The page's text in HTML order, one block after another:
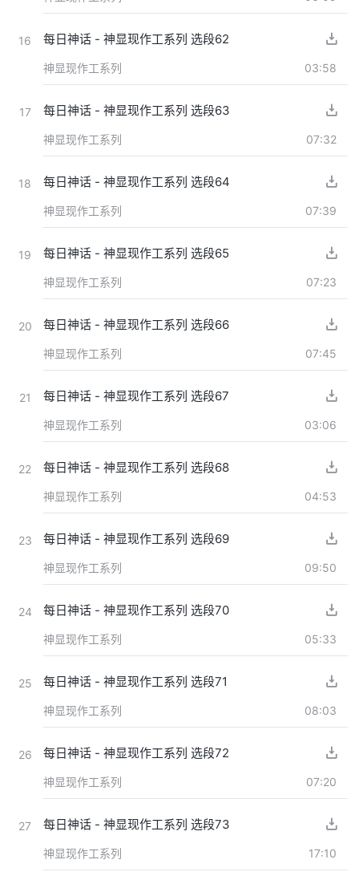
16 每日神话 - 神显现作工系列 选段62
神显现作工系列 03:58
17 每日神话 - 神显现作工系列 选段63
神显现作工系列 07:32
18 每日神话 - 神显现作工系列 选段64
神显现作工系列 07:39
19 每日神话 - 神显现作工系列 选段65
神显现作工系列 07:23
20 每日神话 - 神显现作工系列 选段66
神显现作工系列 07:45
21 每日神话 - 神显现作工系列 选段67
神显现作工系列 03:06
22 每日神话 - 神显现作工系列 选段68
神显现作工系列 04:53
23 每日神话 - 神显现作工系列 选段69
神显现作工系列 09:50
24 每日神话 - 神显现作工系列 选段70
神显现作工系列 05:33
25 每日神话 - 神显现作工系列 选段71
神显现作工系列 08:03
26 每日神话 - 神显现作工系列 选段72
神显现作工系列 07:20
27 每日神话 - 神显现作工系列 选段73
神显现作工系列 17:10